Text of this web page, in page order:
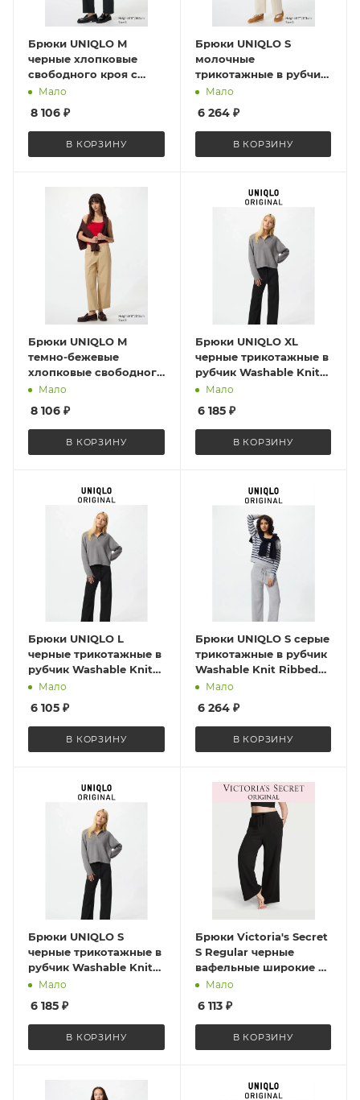
Брюки UNIQLO M
черные хлопковые
свободного кроя с
внутренним шнурком
Pants 482243 Black
Мало
8 106 ₽
В КОРЗИНУ
Брюки UNIQLO S
молочные
трикотажные в рубчик
Washable Knit Ribbed
Мало
6 264₽
В КОРЗИНУ
Брюки UNIQLO M
темно-бежевые
хлопковые свободного
кроя с внутренним
Relaxed Ankle Pants
482243 Beige M
Мало
8 106 ₽
В КОРЗИНУ
Брюки UNIQLO XL
черные трикотажные в
рубчик Washable Knit
Ribbed Pants 473802
Мало
6 185₽
В КОРЗИНУ
Брюки UNIQLO L
черные трикотажные в
рубчик Washable Knit
Ribbed Pants 482244
Мало
6 105 ₽
В КОРЗИНУ
Брюки UNIQLO S серые
трикотажные в рубчик
Washable Knit Ribbed
Pants 482244 Gray
Мало
6 264₽
В КОРЗИНУ
Брюки UNIQLO S
черные трикотажные в
рубчик Washable Knit
Ribbed Pants 482244
Мало
6 185 ₽
В КОРЗИНУ
Брюки Victoria's Secret
S Regular черные
вафельные широкие с
кулиской по талии
Wide-Leg Pants ST
11221257 CC 2ZUO S
Regular
Мало
6 113₽
В КОРЗИНУ